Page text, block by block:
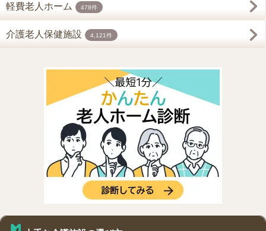
軽費老人ホーム 478件
介護老人保健施設 4,121件